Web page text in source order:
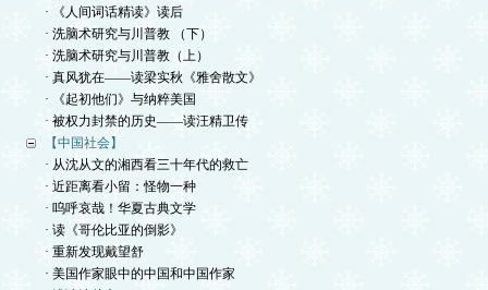
· 《人间词话精读》读后
· 洗脑术研究与川普教 （下）
· 洗脑术研究与川普教（上）
· 真风犹在——读梁实秋《雅舍散文》
· 《起初他们》与纳粹美国
· 被权力封禁的历史——读汪精卫传
【中国社会】
· 从沈从文的湘西看三十年代的救亡
· 近距离看小留：怪物一种
· 呜呼哀哉！华夏古典文学
· 读《哥伦比亚的倒影》
· 重新发现戴望舒
· 美国作家眼中的中国和中国作家